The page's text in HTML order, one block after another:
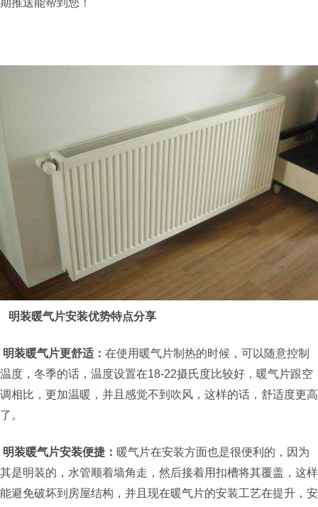
明装暖气片安装优势特点分享
明装暖气片更舒适： 在使用暖气片制热的时候，可以随意控制
温度，冬季的话，温度设置在18-22摄氏度比较好，暖气片跟空
调相比，更加温暖，并且感觉不到吹风，这样的话，舒适度更高
了。
明装暖气片安装便捷： 暖气片在安装方面也是很便利的，因为
其是明装的，水管顺着墙角走，然后接着用扣槽将其覆盖，这样
能避免破坏到房屋结构，并且现在暖气片的安装工艺在提升，安